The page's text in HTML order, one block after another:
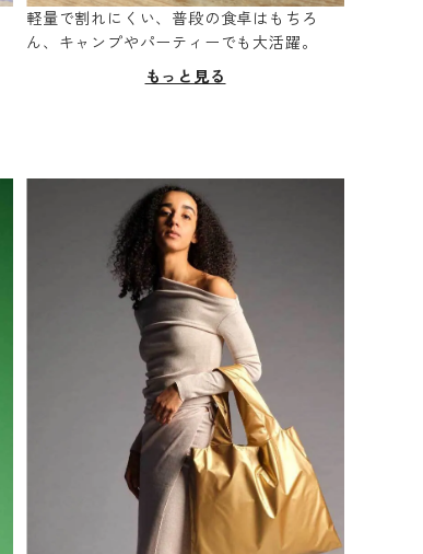
軽量で割れにくい、普段の食卓はもちろ
ん、キャンプやパーティーでも大活躍。
もっと見る